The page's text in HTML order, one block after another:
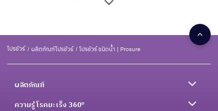
โปรชัวร์ ผลิตภัณฑ์โปรชัวร์ โปรชัวร์ ชนิดน้ำ | Prosure
ผลิตภัณฑ์
ความรู้โรคมะเร็ง 360°